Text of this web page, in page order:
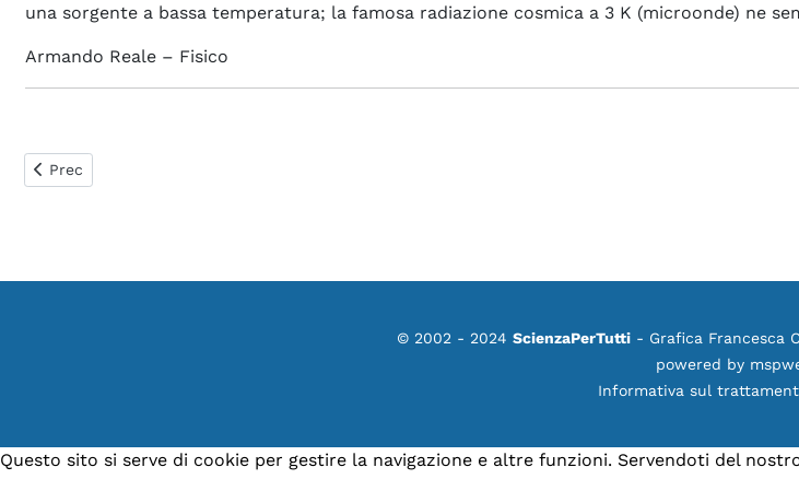
una sorgente a bassa temperatura; la famosa radiazione cosmica a 3 K (microonde) ne
Armando Reale – Fisico
Articolo precedente: 0173. Qual è il linguaggio di programmazione che si deve usare su un computer
Prec
© 2002 - 2024 ScienzaPerTutti - Grafica Francesca
powered by
Informativa sul
Questo sito si serve di cookie per gestire la navigazione e altre funzioni. Servendoti del